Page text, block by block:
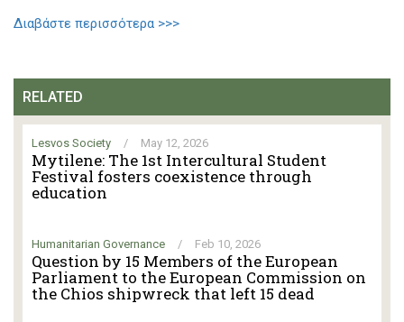
Διαβάστε περισσότερα >>>
RELATED
Lesvos Society / May 12, 2026
Mytilene: The 1st Intercultural Student
Festival fosters coexistence through
education
Humanitarian Governance / Feb 10, 2026
Question by 15 Members of the European
Parliament to the European Commission on
the Chios shipwreck that left 15 dead